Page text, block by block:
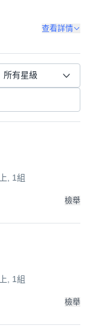
查看詳情
所有星級
, 1組
檢舉
, 1組
檢舉